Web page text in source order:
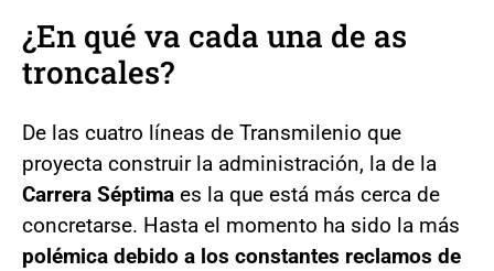
¿En qué va cada una de as
troncales?
De las cuatro líneas de Transmilenio que
proyecta construir la administración, la de la
Carrera Séptima es la que está más cerca de
concretarse. Hasta el momento ha sido la más
polémica debido a los constantes reclamos de